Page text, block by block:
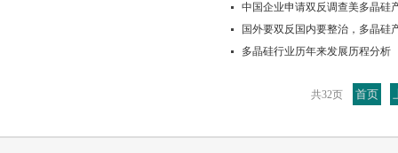
中国企业申请双反调查美多晶硅
国外要双反国内要整治，多晶硅
多晶硅行业历年来发展历程分析
共32页 首页